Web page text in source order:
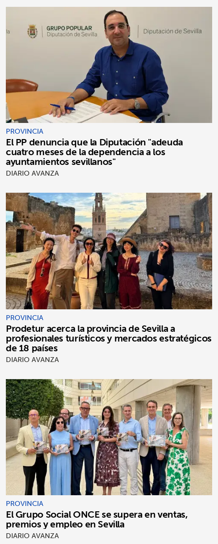
PROVINCIA
El PP denuncia que la Diputación "adeuda
cuatro meses de la dependencia a los
ayuntamientos sevillanos"
DIARIO AVANZA
PROVINCIA
Prodetur acerca la provincia de Sevilla a
profesionales turísticos y mercados estratégicos
de 18 países
DIARIO AVANZA
PROVINCIA
El Grupo Social ONCE se supera en ventas,
premios y empleo en Sevilla
DIARIO AVANZA